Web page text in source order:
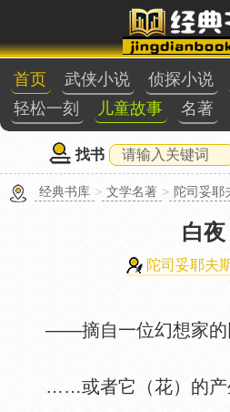
首页 武侠小说 侦探小说
轻松一刻
儿童故事 名著
找书
经典书库 > 文学名著 > 陀司妥耶
白夜
陀司妥耶夫
——摘自一位幻想家的回
……或者它（花）的产